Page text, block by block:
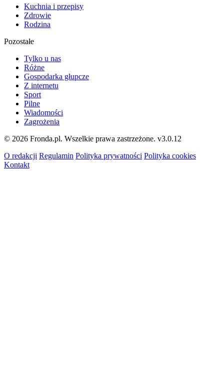
Kuchnia i przepisy
Zdrowie
Rodzina
Pozostałe
Tylko u nas
Różne
Gospodarka głupcze
Z internetu
Sport
Pilne
Wiadomości
Zagrożenia
© 2026 Fronda.pl. Wszelkie prawa zastrzeżone. v3.0.12
O redakcji Regulamin Polityka prywatności Polityka cookies
Kontakt